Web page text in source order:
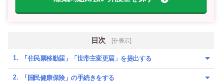
目次 [非表示]
「住民票移動届」「世帯主変更届」を提出する
「国民健康保険」の手続きをする